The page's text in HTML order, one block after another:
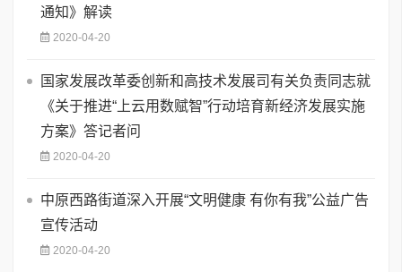
通知》解读
2020-04-20
国家发展改革委创新和高技术发展司有关负责同志就
《关于推进“上云用数赋智”行动培育新经济发展实施
方案》答记者问
2020-04-20
中原西路街道深入开展“文明健康 有你有我”公益广告
宣传活动
2020-04-20